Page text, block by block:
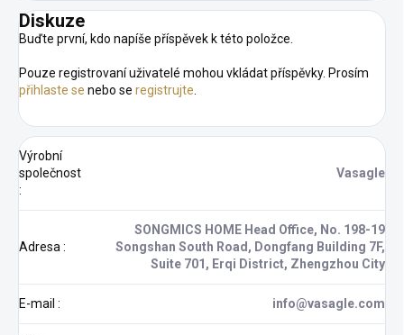
Diskuze
Buďte první, kdo napíše příspěvek k této položce.
Pouze registrovaní uživatelé mohou vkládat příspěvky. Prosím
přihlaste se nebo se registrujte.
Výrobní
společnost
:
Vasagle
Adresa:
SONGMICS HOME Head Office, No. 198-19
Songshan South Road, Dongfang Building 7F,
Suite 701, Erqi District, Zhengzhou City
E-mail : info@vasagle.com